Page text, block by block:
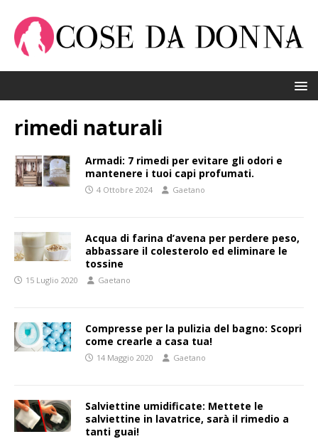
rimedi naturali
Armadi: 7 rimedi per evitare gli odori e
mantenere i tuoi capi profumati.
4 Ottobre 2024 Gaetano
Acqua di farina d’avena per perdere peso,
abbassare il colesterolo ed eliminare le
tossine
15 Luglio 2020 Gaetano
Compresse per la pulizia del bagno: Scopri
come crearle a casa tua!
14 Maggio 2020 Gaetano
Salviettine umidificate: Mettete le
salviettine in lavatrice, sarà il rimedio a
tanti guai!